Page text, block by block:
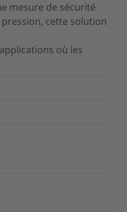
mesure de sécurité
cette solution
où les